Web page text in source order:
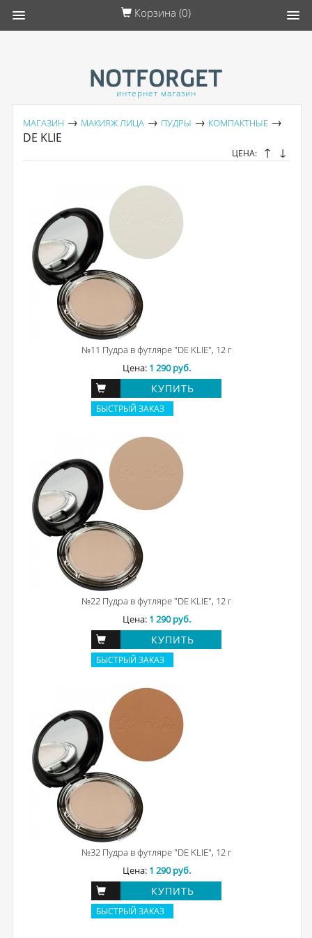
интернет магазин
МАГАЗИН → МАКИЯЖ ЛИЦА → ПУДРЫ → КОМПАКТНЫЕ →
DE KLIE
ЦЕНА: ↑ ↓
№11 Пудра в футляре "DE KLIE", 12 г
Цена: 1 290 руб.
КУПИТЬ
БЫСТРЫЙ ЗАКАЗ
№22 Пудра в футляре "DE KLIE", 12 г
Цена: 1 290 руб.
КУПИТЬ
БЫСТРЫЙ ЗАКАЗ
№32 Пудра в футляре "DE KLIE", 12 г
Цена: 1 290 руб.
КУПИТЬ
БЫСТРЫЙ ЗАКАЗ
Корзина (0)